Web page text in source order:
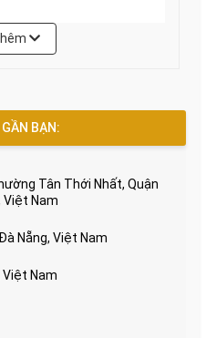
BẠN:
Tân Thới Nhất, Quận
Việt Nam
Nẵng, Việt Nam
Việt Nam